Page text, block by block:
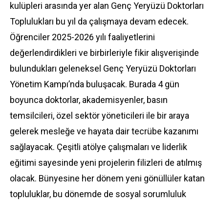
kulüpleri arasında yer alan Genç Yeryüzü Doktorları
Toplulukları bu yıl da çalışmaya devam edecek.
Öğrenciler 2025-2026 yılı faaliyetlerini
değerlendirdikleri ve birbirleriyle fikir alışverişinde
bulundukları geleneksel Genç Yeryüzü Doktorları
Yönetim Kampı’nda buluşacak. Burada 4 gün
boyunca doktorlar, akademisyenler, basın
temsilcileri, özel sektör yöneticileri ile bir araya
gelerek mesleğe ve hayata dair tecrübe kazanımı
sağlayacak. Çeşitli atölye çalışmaları ve liderlik
eğitimi sayesinde yeni projelerin filizleri de atılmış
olacak. Bünyesine her dönem yeni gönüllüler katan
topluluklar, bu dönemde de sosyal sorumluluk